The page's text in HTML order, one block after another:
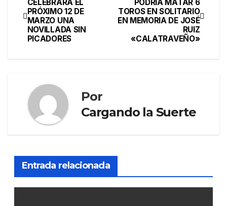
PODRÍA MATAR 6
TOROS EN SOLITARIO
EN MEMORIA DE JOSÉ
RUIZ
«CALATRAVEÑO»
CELEBRARÁ EL
PRÓXIMO 12 DE
MARZO UNA
NOVILLADA SIN
PICADORES
Por
Cargando la Suerte
Entrada relacionada